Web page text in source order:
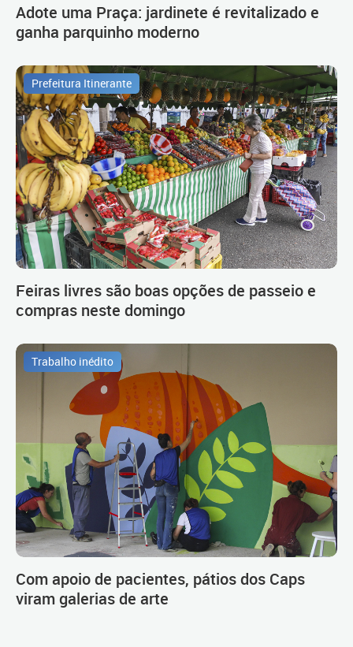
Adote uma Praça: jardinete é revitalizado e
ganha parquinho moderno
Prefeitura Itinerante
Feiras livres são boas opções de passeio e
compras neste domingo
Trabalho inédito
Com apoio de pacientes, pátios dos Caps
viram galerias de arte